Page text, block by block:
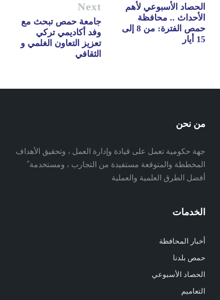
الحصاد الأسبوعي لأهم
الأحداث .. محافظة
حمص الفترة: من 8 إلى
15 أيار
Next
جامعة حمص تبحث مع
وفد أكاديمي تركي
تعزيز التعاون الغلمي و
الثقافي
من نحن
جهة حكومية تعمل على قيادة وإدارة العمل ، وتحقيق الأهداف
المخططة والمتوقعة مستفيدة من التجارب ، ومستخدمة ً
أفضل الطرق العلمية والعملية
الخدمات
أخبار المحافظة
حمص بلدنا
الحصاد الأسبوعي
التعاميم